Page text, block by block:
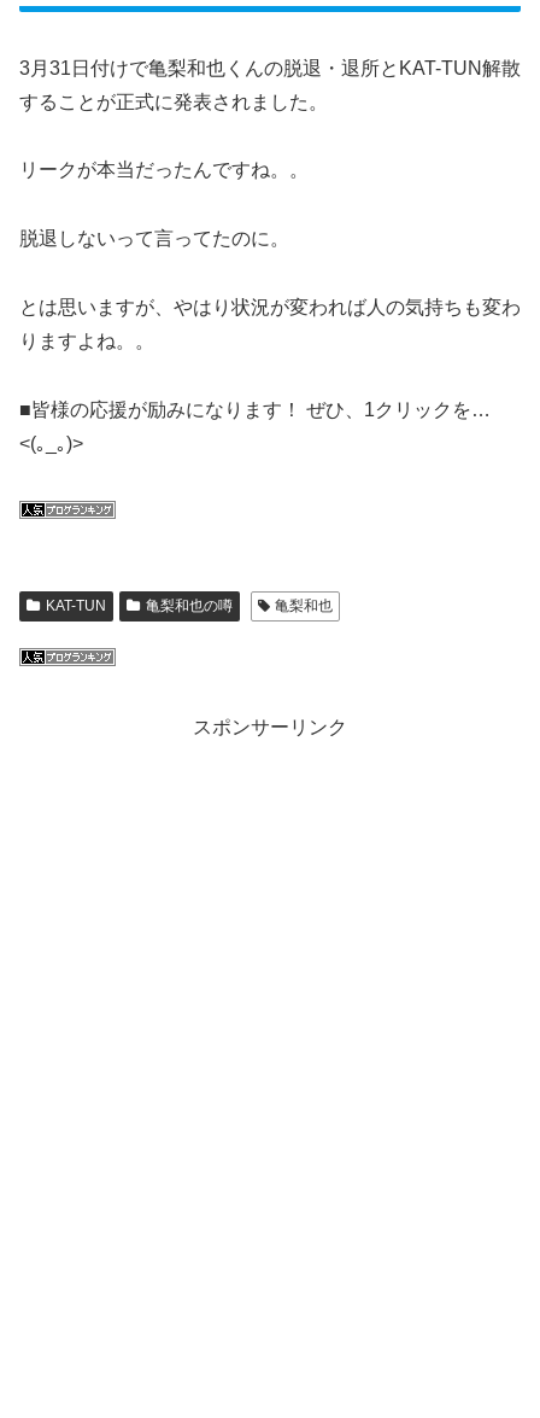
3月31日付けで亀梨和也くんの脱退・退所とKAT-TUN解散
することが正式に発表されました。
リークが本当だったんですね。。
脱退しないって言ってたのに。
とは思いますが、やはり状況が変われば人の気持ちも変わ
りますよね。。
■皆様の応援が励みになります！ ぜひ、1クリックを…
<(｡_｡)>
KAT-TUN 亀梨和也の噂 亀梨和也
スポンサーリンク